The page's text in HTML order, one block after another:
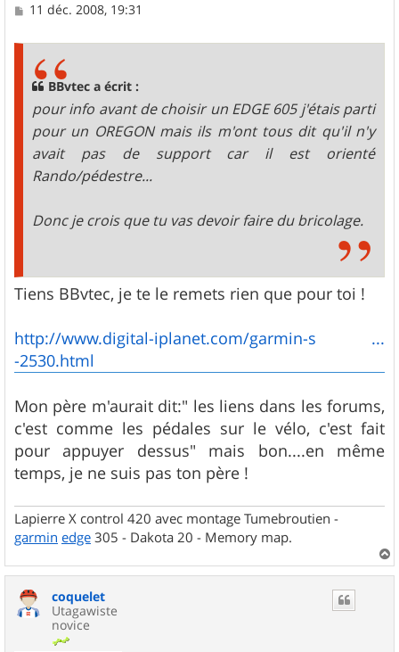
M11 déc. 2008, 19:31
BBvtec a écrit :
pour info avant de choisir un EDGE 605 j'étais parti
pour un OREGON mais ils m'ont tous dit qu'il n'y
avait pas de support car il est orienté
Rando/pédestre...
Donc je crois que tu vas devoir faire du bricolage.
Tiens BBvtec, je te le remets rien que pour toi !
http://www.digital-iplanet.com/garmin-s ...
-2530.html
Mon père m'aurait dit:" les liens dans les forums,
c'est comme les pédales sur le vélo, c'est fait
pour appuyer dessus" mais bon....en même
temps, je ne suis pas ton père !
Lapierre X control 420 avec montage Tumebroutien -
garmin edge 305 - Dakota 20 - Memory map.
a
coquelet
Utagawiste
novice